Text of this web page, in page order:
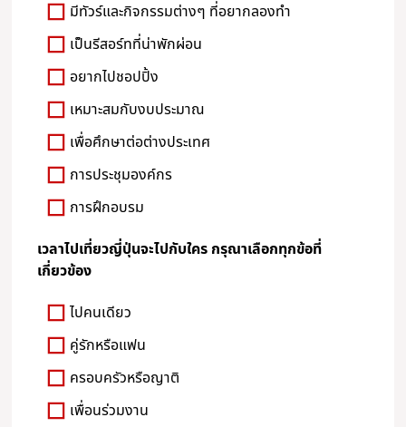
มีทัวร์และกิจกรรมต่างๆ ที่อยากลองทำ
เป็นรีสอร์ทที่น่าพักผ่อน
อยากไปชอปปิ้ง
เหมาะสมกับงบประมาณ
เพื่อศึกษาต่อต่างประเทศ
การประชุมองค์กร
การฝึกอบรม
เวลาไปเที่ยวญี่ปุ่นจะไปกับใคร กรุณาเลือกทุกข้อที่
เกี่ยวข้อง
ไปคนเดียว
คู่รักหรือแฟน
ครอบครัวหรือญาติ
เพื่อนร่วมงาน